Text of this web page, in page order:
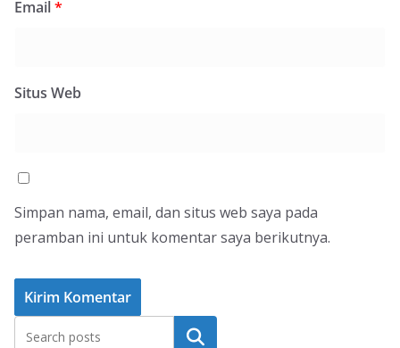
Email*
Situs Web
Simpan nama, email, dan situs web saya pada
peramban ini untuk komentar saya berikutnya.
Cari